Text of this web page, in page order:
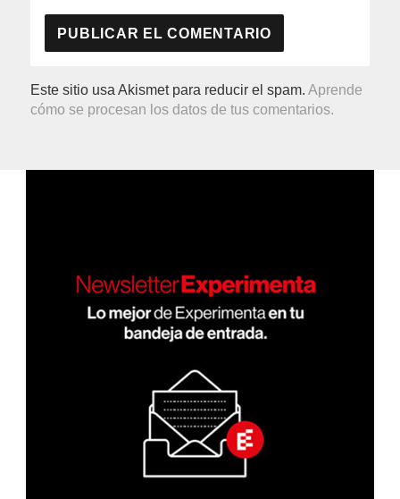
Este sitio usa Akismet para reducir el spam.Aprende
cómo se procesan los datos de tus comentarios.